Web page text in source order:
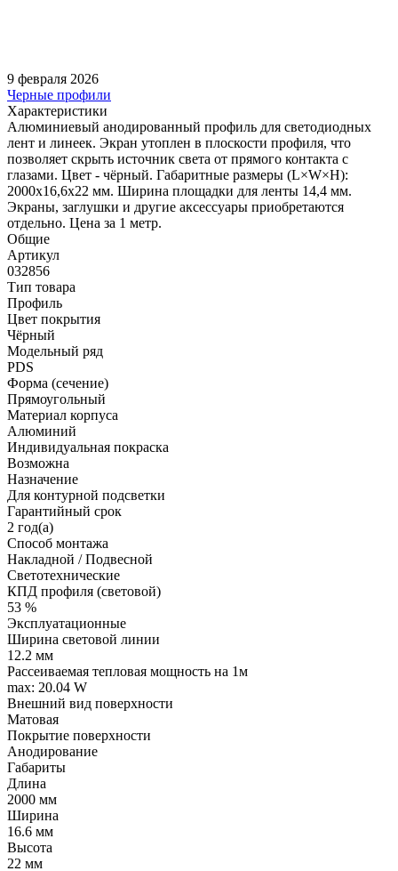
9 февраля 2026
Черные профили
Характеристики
Алюминиевый анодированный профиль для светодиодных
лент и линеек. Экран утоплен в плоскости профиля, что
позволяет скрыть источник света от прямого контакта с
глазами. Цвет - чёрный. Габаритные размеры (L×W×H):
2000x16,6x22 мм. Ширина площадки для ленты 14,4 мм.
Экраны, заглушки и другие аксессуары приобретаются
отдельно. Цена за 1 метр.
Общие
Артикул
032856
Тип товара
Профиль
Цвет покрытия
Чёрный
Модельный ряд
PDS
Форма (сечение)
Прямоугольный
Материал корпуса
Алюминий
Индивидуальная покраска
Возможна
Назначение
Для контурной подсветки
Гарантийный срок
2 год(а)
Способ монтажа
Накладной / Подвесной
Светотехнические
КПД профиля (cветовой)
53 %
Эксплуатационные
Ширина световой линии
12.2 мм
Рассеиваемая тепловая мощность на 1м
max: 20.04 W
Внешний вид поверхности
Матовая
Покрытие поверхности
Анодирование
Габариты
Длина
2000 мм
Ширина
16.6 мм
Высота
22 мм